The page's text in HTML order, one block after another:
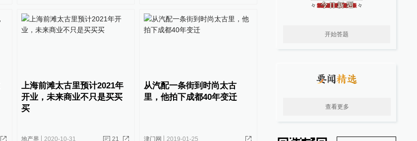
上海前滩太古里预计2021年
开业，未来商业不只是买买
买
地产界 2020-10-31 21
从汽配一条街到时尚太古
里，他拍下成都40年变迁
津门网 2019-01-25
开始答题
查看更多